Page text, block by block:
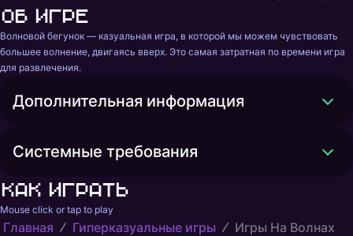
Об игре
Волновой бегунок — казуальная игра, в которой мы можем чувствовать
большее волнение, двигаясь вверх. Это самая затратная по времени игра
для развлечения.
Дополнительная информация
Системные требования
Как играть
Mouse click or tap to play
Главная Гиперказуальные игры Игры На Волнах